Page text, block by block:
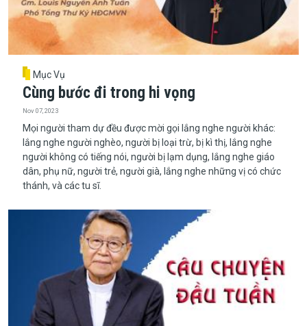
Mục Vụ
Cùng bước đi trong hi vọng
Nov 07, 2023
Mọi người tham dự đều được mời gọi lắng nghe người khác:
lắng nghe người nghèo, người bị loại trừ, bị kì thị, lắng nghe
người không có tiếng nói, người bị lạm dụng, lắng nghe giáo
dân, phụ nữ, người trẻ, người già, lắng nghe những vị có chức
thánh, và các tu sĩ.